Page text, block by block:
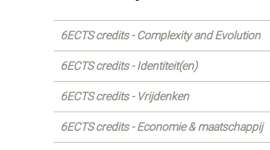
6ECTS credits - Complexity and Evolution
6ECTS credits - Identiteit(en)
6ECTS credits - Vrijdenken
6ECTS credits - Economie & maatschappij